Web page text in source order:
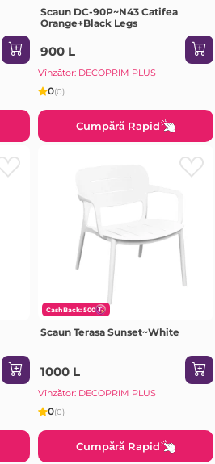
Scaun DC-90P~N43 Catifea
Orange+Black Legs
900 L
Vînzător: DECOPRIM PLUS
0(0)
Cumpără Rapid
CashBack: 500
Scaun Terasa Sunset~White
1000 L
Vînzător: DECOPRIM PLUS
0(0)
Cumpără Rapid